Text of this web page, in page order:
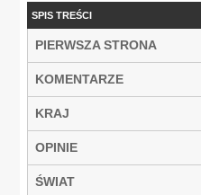
SPIS TREŚCI
PIERWSZA STRONA
KOMENTARZE
KRAJ
OPINIE
ŚWIAT